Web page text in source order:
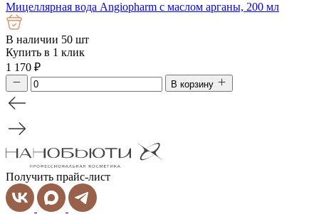
Мицеллярная вода Angiopharm с маслом арганы, 200 мл
В наличии 50 шт
Купить в 1 клик
1 170 ₽
В корзину
Получить прайс-лист